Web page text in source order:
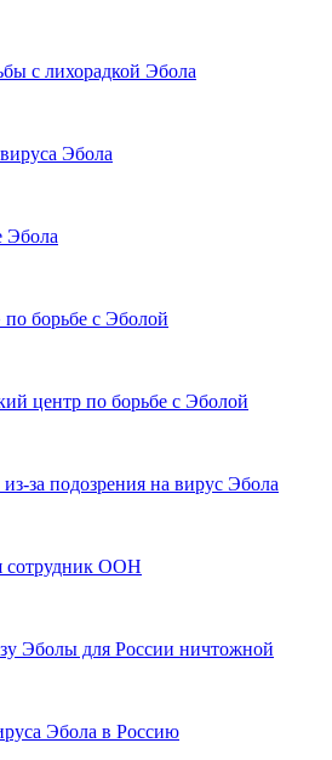
с лихорадкой Эбола
Эбола
Эбола
борьбе с Эболой
центр по борьбе с Эболой
за подозрения на вирус Эбола
сотрудник ООН
Эболы для России ничтожной
Эбола в Россию